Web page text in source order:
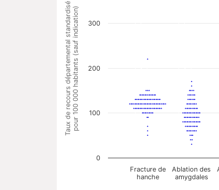
Taux de recours départemental standardisépour 100 000 habitants (sauf indication)
Fracture de
hanche
Ablation des
amygdales
0
100
200
300